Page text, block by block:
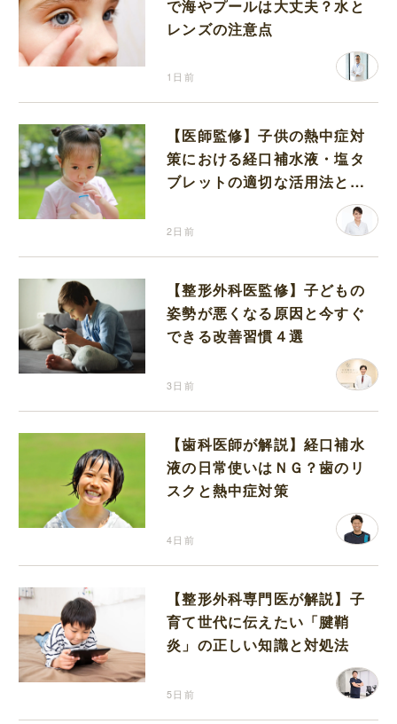
で海やプールは大丈夫？水と
レンズの注意点
1日前
【医師監修】子供の熱中症対
策における経口補水液・塩タ
ブレットの適切な活用法と水
2日前
【整形外科医監修】子どもの
姿勢が悪くなる原因と今すぐ
できる改善習慣４選
3日前
【歯科医師が解説】経口補水
液の日常使いはＮＧ？歯のリ
スクと熱中症対策
4日前
【整形外科専門医が解説】子
育て世代に伝えたい「腱鞘
炎」の正しい知識と対処法
5日前